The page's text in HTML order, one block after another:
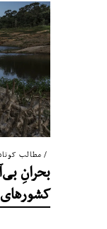
مطالب
بحرانِ